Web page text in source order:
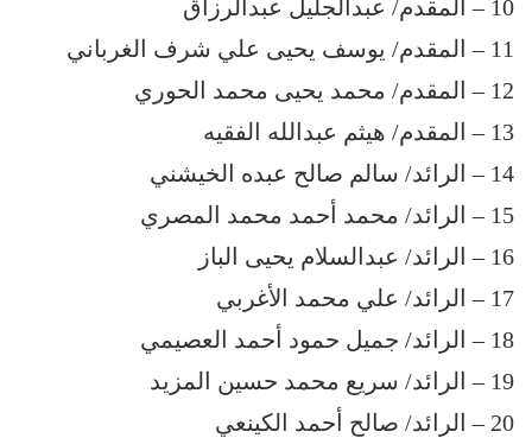
10 – المقدم/ عبدالجليل عبدالرزاق
11 – المقدم/ يوسف يحيى علي شرف الغرباني
12 – المقدم/ محمد يحيى محمد الحوري
13 – المقدم/ هيثم عبدالله الفقيه
14 – الرائد/ سالم صالح عبده الخيشني
15 – الرائد/ محمد أحمد محمد المصري
16 – الرائد/ عبدالسلام يحيى الباز
17 – الرائد/ علي محمد الأغربي
18 – الرائد/ جميل حمود أحمد العصيمي
19 – الرائد/ سريع محمد حسين المزيد
20 – الرائد/ صالح أحمد الكينعي